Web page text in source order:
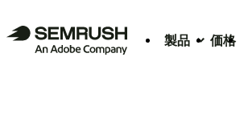
製品 価格